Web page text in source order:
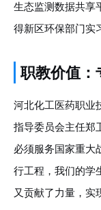
生态监测数据共享
得新区环保部门实
职教价值：
河北化工医药职业
指导委员会主任郑
必须服务国家重大
行工程，我们的学
又贡献了力量，实